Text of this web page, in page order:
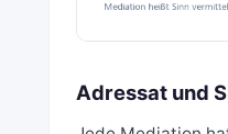
Adressat und